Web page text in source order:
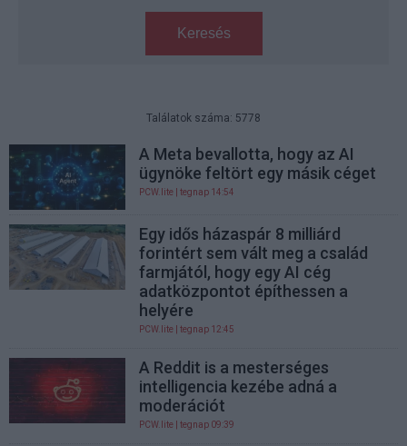
Keresés
Találatok száma: 5778
A Meta bevallotta, hogy az AI
ügynöke feltört egy másik céget
PCW.lite | tegnap 14:54
Egy idős házaspár 8 milliárd
forintért sem vált meg a család
farmjától, hogy egy AI cég
adatközpontot építhessen a
helyére
PCW.lite | tegnap 12:45
A Reddit is a mesterséges
intelligencia kezébe adná a
moderációt
PCW.lite | tegnap 09:39